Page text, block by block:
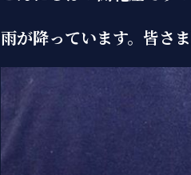
雨が降っています。皆さ